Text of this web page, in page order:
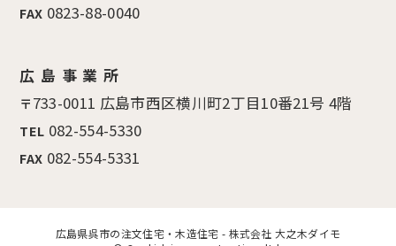
FAX 0823-88-0040
広島事業所
〒733-0011 広島市西区横川町2丁目10番21号 4階
TEL 082-554-5330
FAX 082-554-5331
広島県呉市の注文住宅・木造住宅 - 株式会社 大之木ダイモ